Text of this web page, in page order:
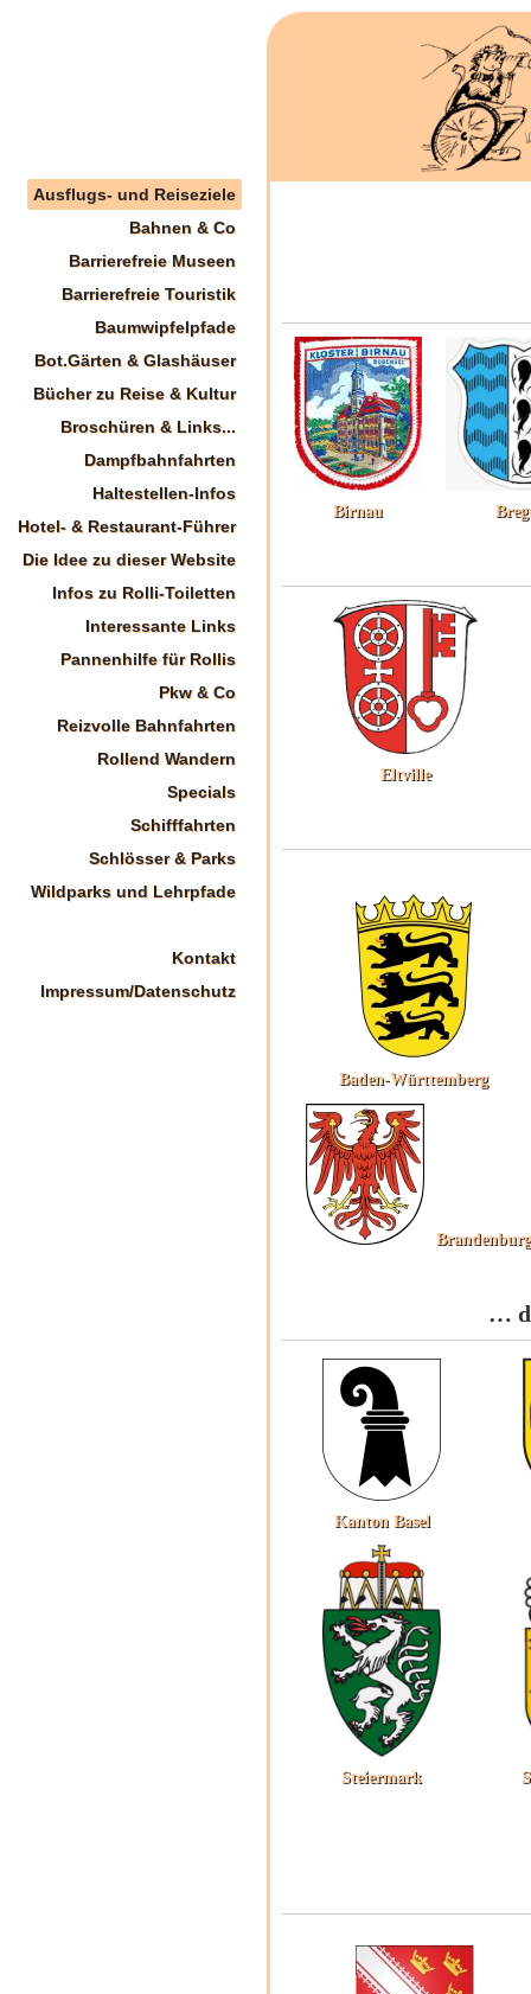
Ausflugs- und Reiseziele
Bahnen & Co
Barrierefreie Museen
Barrierefreie Touristik
Baumwipfelpfade
Bot.Gärten & Glashäuser
Bücher zu Reise & Kultur
Broschüren & Links...
Dampfbahnfahrten
Haltestellen-Infos
Hotel- & Restaurant-Führer
Die Idee zu dieser Website
Infos zu Rolli-Toiletten
Interessante Links
Pannenhilfe für Rollis
Pkw & Co
Reizvolle Bahnfahrten
Rollend Wandern
Specials
Schifffahrten
Schlösser & Parks
Wildparks und Lehrpfade
Kontakt
Impressum/Datenschutz
Birnau
Eltville
Baden-Württemberg
Brandenburg
…
Kanton Basel
Steiermark